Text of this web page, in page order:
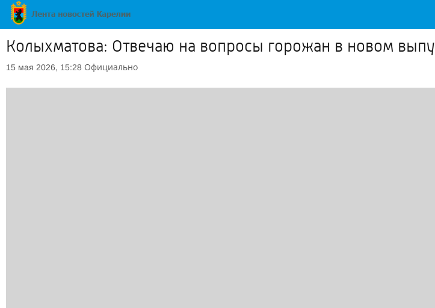
Колыхматова: Отвечаю на вопросы горожан в новом
15 мая 2026, 15:28 Официально